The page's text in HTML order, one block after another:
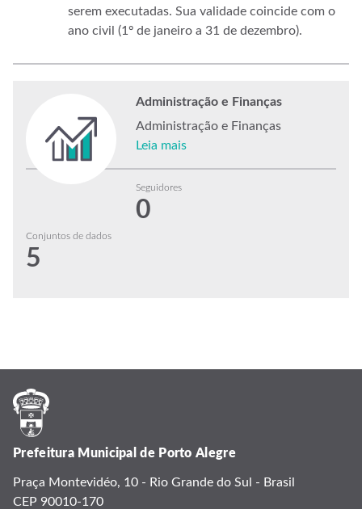
serem executadas. Sua validade coincide com o
ano civil (1º de janeiro a 31 de dezembro).
Administração e Finanças
Administração e Finanças
Leia mais
Seguidores
0
Conjuntos de dados
5
Prefeitura Municipal de Porto Alegre
Praça Montevidéo, 10 - Rio Grande do Sul - Brasil
CEP 90010-170